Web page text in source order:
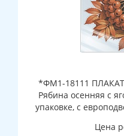
*ФМ1-18111
Рябина осенняя с
упаковке, с
Цена